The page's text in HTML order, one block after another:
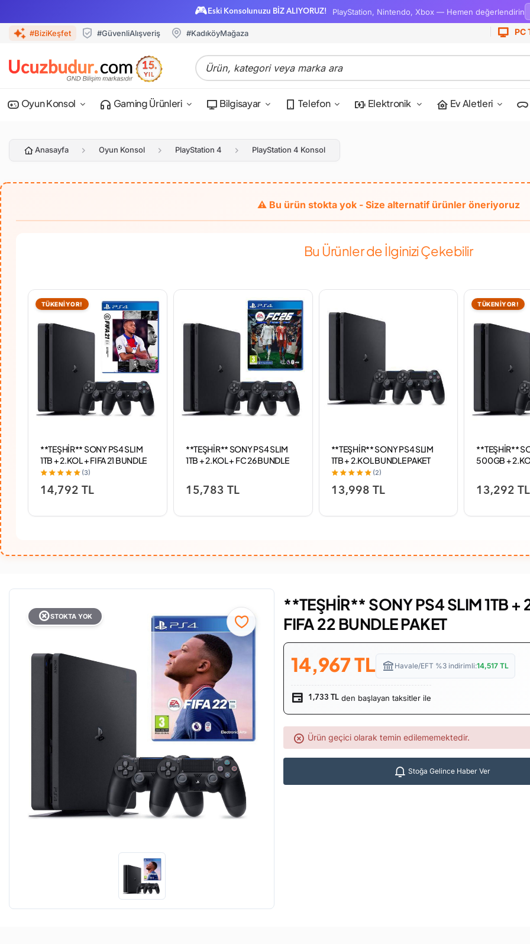
🎮 Eski Konsolunuzu BİZ ALIYORUZ! PlayStation, Nintendo, Xbox — Hemen değerlendirin
#BiziKeşfet #GüvenliAlışveriş #KadıköyMağaza PC
Oyun Konsol Gaming Ürünleri Bilgisayar Telefon Elektronik Ev Aletleri
Anasayfa Oyun Konsol PlayStation 4 PlayStation 4 Konsol
Bu Ürünler de İlginizi Çekebilir
TÜKENİYOR!
**TEŞHİR** SONY PS4 SLIM
1TB + 2.KOL + FIFA 21 BUNDLE
PAKET
(3)
14,792 TL
**TEŞHİR** SONY PS4 SLIM
1TB + 2.KOL + FC 26 BUNDLE
15,783 TL
**TEŞHİR** SONY PS4 SLIM
1TB + 2.KOL BUNDLE PAKET
(2)
13,998 TL
TÜKENİYOR!
**TEŞHİR**
500GB +
13,292 TL
STOKTA YOK
**TEŞHİR** SONY PS4 SLIM 1TB +
FIFA 22 BUNDLE PAKET
14,967TL Havale/EFT %3 indirimli:14,517 TL
1,733 TL den başlayan taksitler ile
Ürün geçici olarak temin edilememektedir.
Stoğa Gelince Haber Ver